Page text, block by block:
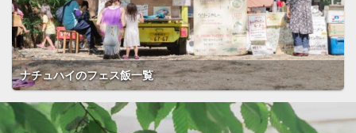
ナチュハイのフェス飯一覧